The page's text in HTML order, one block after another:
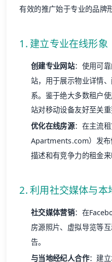
有效的推广始于专业的品牌
1. 建立专业在线形象
创建专业网站：使用可
站，用于展示物业详情
系。鉴于绝大多数租户
站对移动设备友好至关重
优化在线房源：在主流
Apartments.com）发布
描述和有竞争力的租金来
2. 利用社交媒体与本
社交媒体营销：在
房源照片、虚拟导览等
告。
与当地经纪人合作：建